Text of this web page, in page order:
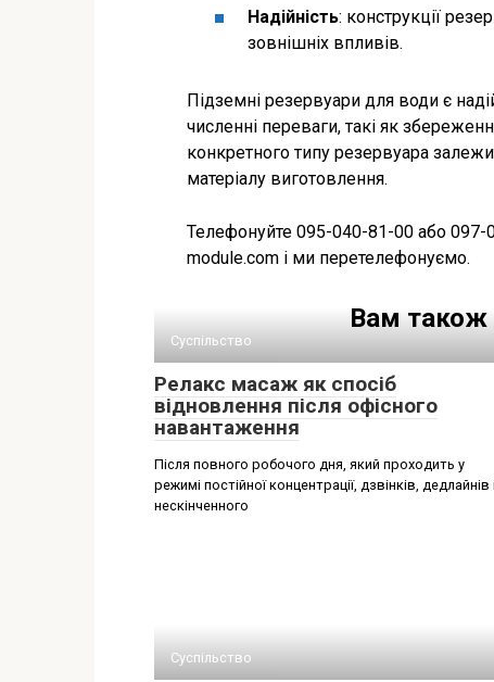
Надійність: конструкції
зовнішніх впливів.
Підземні резервуари для води є
численні переваги, такі як
конкретного типу резервуара
матеріалу виготовлення.
Телефонуйте 095-040-81-00 або 097-
module.com і ми перетелефонуємо.
Вам також
Суспільство
Релакс масаж як спосіб
відновлення після офісного
навантаження
Після повного робочого дня, який проходить у
режимі постійної концентрації, дзвінків, дедлайнів
нескінченного
Суспільство